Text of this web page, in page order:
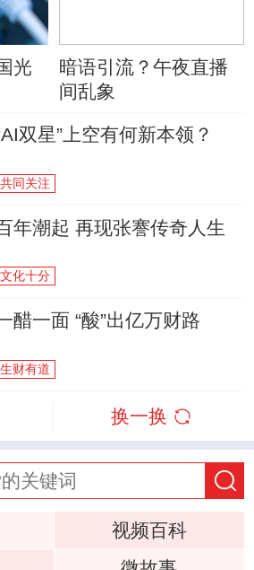
光
暗语引流？午夜直播
间乱象
双星”上空有何新本领？
共同关注
年潮起 再现张謇传奇人生
文化十分
醋一面 “酸”出亿万财路
生财有道
换一换
视频百科